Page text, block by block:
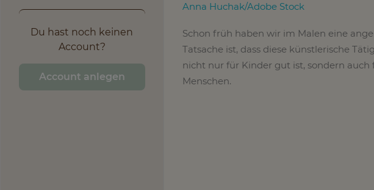
Du hast noch keinen
Account?
Account anlegen
Anna Huchak/Adobe Stock
Schon früh haben wir im Malen eine
Tatsache ist, dass diese künstlerische
nicht nur für Kinder gut ist, sondern auch
Menschen.